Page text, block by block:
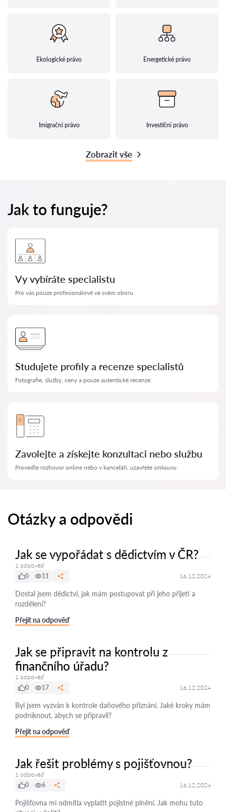
Ekologické právo Energetické právo
Imigrační právo Investiční právo
Zobrazit vše
Jak to funguje?
Vy vybíráte specialistu
Pro vás pouze profesionálové ve svém oboru.
Studujete profily a recenze specialistů
Fotografie, služby, ceny a pouze autentické recenze.
Zavolejte a získejte konzultaci nebo službu
Proveďte rozhovor online nebo v kanceláři, uzavřete smlouvu.
Otázky a odpovědi
Jak se vypořádat s dědictvím v ČR?
1 odpověď
0
11 16.12.2024
Dostal jsem dědictví, jak mám postupovat při jeho přijetí a
rozdělení?
Přejít na odpověď
Jak se připravit na kontrolu z
finančního úřadu?
1 odpověď
0
17 16.12.2024
Byl jsem vyzván k kontrole daňového přiznání. Jaké kroky mám
podniknout, abych se připravil?
Přejít na odpověď
Jak řešit problémy s pojišťovnou?
1 odpověď
0
6 16.12.2024
Pojišťovna mi odmítla vyplatit pojistné plnění. Jak mohu tuto